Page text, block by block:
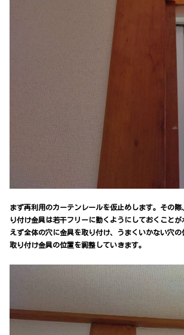
まず再利用のカーテンレールを仮止めします。その
り付け金具は若干フリーに動くようにしておくこと
えず全体の穴に金具を取り付け、うまくいかない穴
取り付け金具の位置を調整していきます。